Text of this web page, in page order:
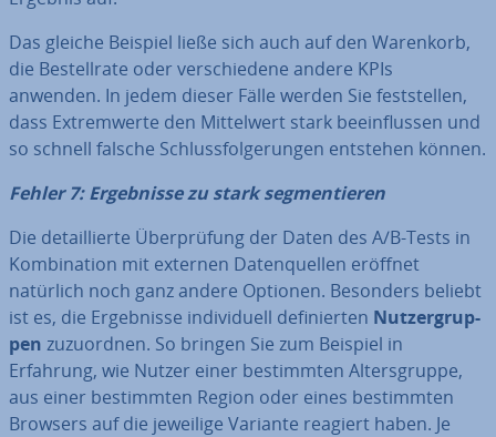
Das gleiche Beispiel ließe sich auch auf den Warenkorb,
die Be­stell­ra­te oder ver­schie­de­ne andere KPIs
anwenden. In jedem dieser Fälle werden Sie fest­stel­len,
dass Ex­trem­wer­te den Mit­tel­wert stark be­ein­flus­sen und
so schnell falsche Schluss­fol­ge­run­gen entstehen können.
Fehler 7: Er­geb­nis­se zu stark seg­men­tie­ren
Die de­tail­lier­te Über­prü­fung der Daten des A/B-Tests in
Kom­bi­na­ti­on mit externen Da­ten­quel­len eröffnet
natürlich noch ganz andere Optionen. Besonders beliebt
ist es, die Er­geb­nis­se in­di­vi­du­ell de­fi­nier­ten Nut­zer­grup­
pen zu­zu­ord­nen. So bringen Sie zum Beispiel in
Erfahrung, wie Nutzer einer be­stimm­ten Al­ters­grup­pe,
aus einer be­stimm­ten Region oder eines be­stimm­ten
Browsers auf die jeweilige Variante reagiert haben. Je